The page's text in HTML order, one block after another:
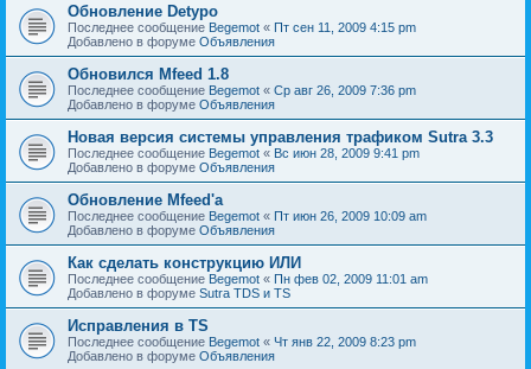
Обновление Detypo
Последнее сообщение Begemot « Пт сен 11, 2009 4:15 pm
Добавлено в форуме Объявления
Обновился Mfeed 1.8
Последнее сообщение Begemot « Ср авг 26, 2009 7:36 pm
Добавлено в форуме Объявления
Новая версия системы управления трафиком Sutra 3.3
Последнее сообщение Begemot « Вс июн 28, 2009 9:41 pm
Добавлено в форуме Объявления
Обновление Mfeed'а
Последнее сообщение Begemot « Пт июн 26, 2009 10:09 am
Добавлено в форуме Объявления
Как сделать конструкцию ИЛИ
Последнее сообщение Begemot « Пн фев 02, 2009 11:01 am
Добавлено в форуме Sutra TDS и TS
Исправления в TS
Последнее сообщение Begemot « Чт янв 22, 2009 8:23 pm
Добавлено в форуме Объявления